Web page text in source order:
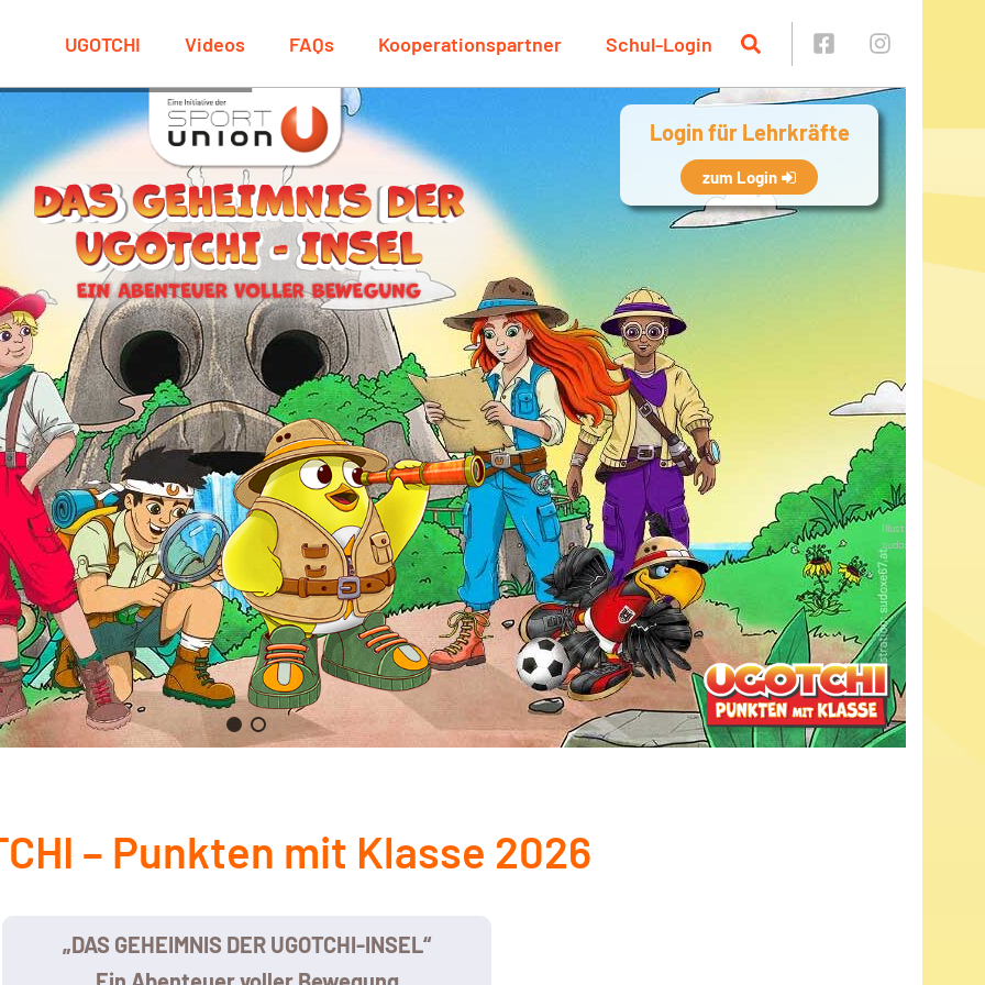
UGOTCHI Videos FAQs Kooperationspartner Schul-Login
Login für Lehrkräfte
zum Login
Illustration:
sudoxe67.at
– Punkten mit Klasse 2026
„DAS GEHEIMNIS DER UGOTCHI-INSEL“